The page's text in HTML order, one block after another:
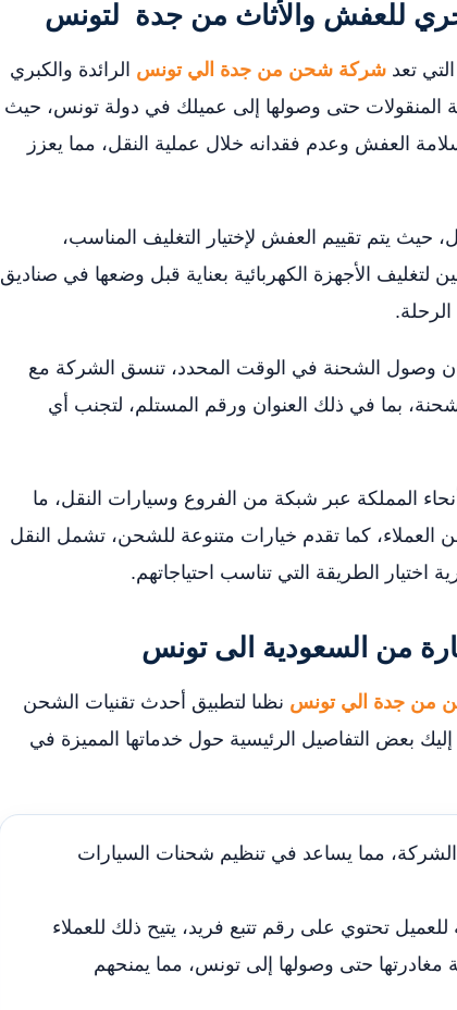
للعفش والأثاث من جدة لتونس
تعد شركة شحن من جدة الي تونس الرائدة والكبري
حتى وصولها إلى عميلك في دولة تونس، حيث
العفش وعدم فقدانه خلال عملية النقل، مما يعزز
حيث يتم تقييم العفش لإختيار التغليف المناسب،
لتغليف الأجهزة الكهربائية بعناية قبل وضعها في صناديق
وصول الشحنة في الوقت المحدد، تنسق الشركة مع
بما في ذلك العنوان ورقم المستلم، لتجنب أي
المملكة عبر شبكة من الفروع وسيارات النقل، ما
كما تقدم خيارات متنوعة للشحن، تشمل النقل
اختيار الطريقة التي تناسب احتياجاتهم.
من السعودية الى تونس
من جدة الي تونس نظىا لتطبيق أحدث تقنيات الشحن
بعض التفاصيل الرئيسية حول خدماتها المميزة في
الشركة، مما يساعد في تنظيم شحنات السيارات
تحتوي على رقم تتبع فريد، يتيح ذلك للعملاء
حتى وصولها إلى تونس، مما يمنحهم